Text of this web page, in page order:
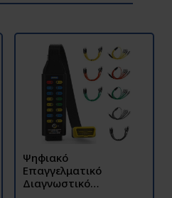
Ψηφιακό
Επαγγελματικό
Διαγνωστικό